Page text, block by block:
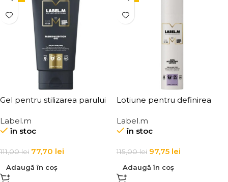
Gel pentru stilizarea parului
Label.m
în stoc
111,00lei 77,70 lei
Adaugă în coș
Lotiune pentru definirea
poros Curl Activating Lotion
Label.m
în stoc
115,00lei 97,75 lei
Adaugă în coș